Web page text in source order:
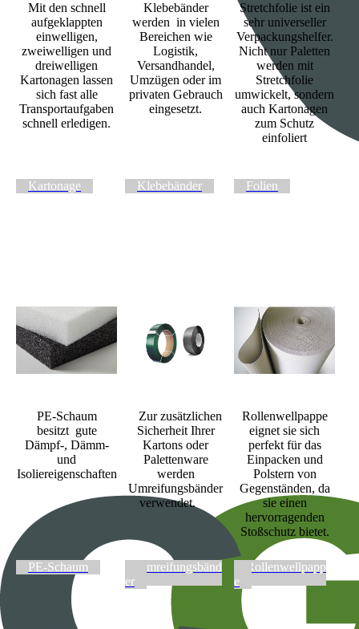
Mit den schnell
aufgeklappten
einwelligen,
zweiwelligen und
dreiwelligen
Kartonagen lassen
sich fast alle
Transportaufgaben
schnell erledigen.
Klebebänder
werden in vielen
Bereichen wie
Logistik,
Versandhandel,
Umzügen oder im
privaten Gebrauch
eingesetzt.
Stretchfolie ist ein
sehr universeller
Verpackungshelfer.
Nicht nur Paletten
werden mit
Stretchfolie
umwickelt, sondern
auch Kartonagen
zum Schutz
einfoliert
Kartonage Klebebänder Folien
PE-Schaum
besitzt gute
Dämpf-, Dämm-
und
Isoliereigenschaften
Zur zusätzlichen
Sicherheit Ihrer
Kartons oder
Palettenware
werden
Umreifungsbänder
verwendet.
Rollenwellpappe
eignet sie sich
perfekt für das
Einpacken und
Polstern von
Gegenständen, da
sie einen
hervorragenden
Stoßschutz bietet.
PE-Schaum
Umreifungsbänd
er
Rollenwellpapp
e